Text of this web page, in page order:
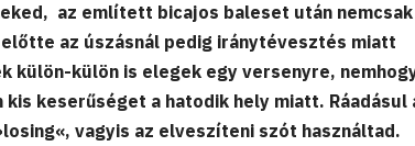
az említett bicajos baleset után
az úszásnál pedig iránytévesztés miatt
külön is elegek egy versenyre,
keserűséget a hatodik hely miatt. Ráadásul
vagyis az elveszíteni szót használtad.